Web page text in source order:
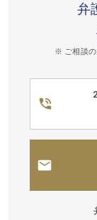
弁
※ ご相談の